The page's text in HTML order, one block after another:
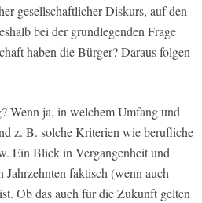
gesellschaftlicher Diskurs, auf den
bei der grundlegenden Frage
haben die Bürger? Daraus folgen
Wenn ja, in welchem Umfang und
z. B. solche Kriterien wie berufliche
Ein Blick in Vergangenheit und
Jahrzehnten faktisch (wenn auch
Ob das auch für die Zukunft gelten